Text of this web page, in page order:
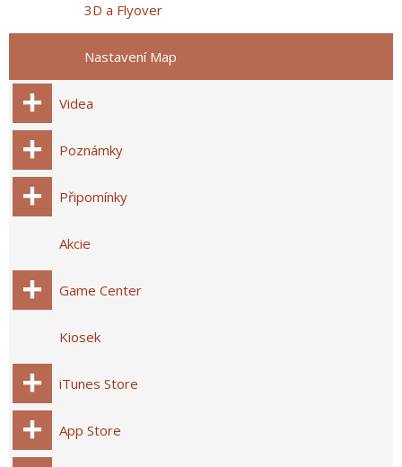
3D a Flyover
Nastavení Map
Videa
Poznámky
Připomínky
Akcie
Game Center
Kiosek
iTunes Store
App Store